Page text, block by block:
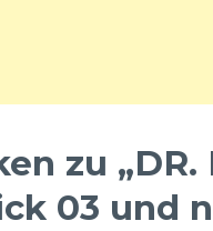
zu „DR.
03 und